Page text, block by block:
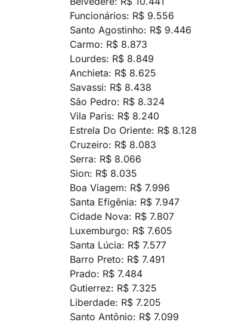
Funcionários: R$ 9.556
Santo Agostinho: R$ 9.446
Carmo: R$ 8.873
Lourdes: R$ 8.849
Anchieta: R$ 8.625
Savassi: R$ 8.438
São Pedro: R$ 8.324
Vila Paris: R$ 8.240
Estrela Do Oriente: R$ 8.128
Cruzeiro: R$ 8.083
Serra: R$ 8.066
Sion: R$ 8.035
Boa Viagem: R$ 7.996
Santa Efigênia: R$ 7.947
Cidade Nova: R$ 7.807
Luxemburgo: R$ 7.605
Santa Lúcia: R$ 7.577
Barro Preto: R$ 7.491
Prado: R$ 7.484
Gutierrez: R$ 7.325
Liberdade: R$ 7.205
Santo Antônio: R$ 7.099